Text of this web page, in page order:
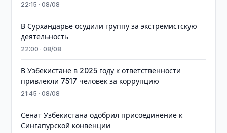
22:15 · 08/08
В Сурхандарье осудили группу за экстремистскую
деятельность
22:00 · 08/08
В Узбекистане в 2025 году к ответственности
привлекли 7517 человек за коррупцию
21:45 · 08/08
Сенат Узбекистана одобрил присоединение к
Сингапурской конвенции